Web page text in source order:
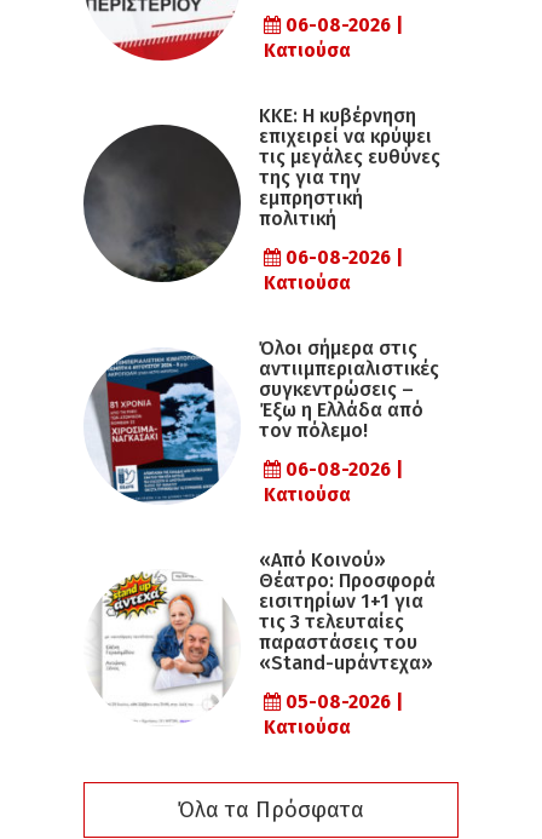
06-08-2026 |
Κατιούσα
ΚΚΕ: Η κυβέρνηση
επιχειρεί να κρύψει
τις μεγάλες ευθύνες
της για την
εμπρηστική
πολιτική
06-08-2026 |
Κατιούσα
Όλοι σήμερα στις
αντιιμπεριαλιστικές
συγκεντρώσεις –
Έξω η Ελλάδα από
τον πόλεμο!
06-08-2026 |
Κατιούσα
«Από Κοινού»
Θέατρο: Προσφορά
εισιτηρίων 1+1 για
τις 3 τελευταίες
παραστάσεις του
«Stand-upάντεχα»
05-08-2026 |
Κατιούσα
Όλα τα Πρόσφατα